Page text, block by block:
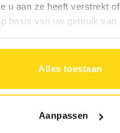
u aan ze heeft verstrekt
basis van uw gebruik van
Alles toestaan
Aanpassen
aan